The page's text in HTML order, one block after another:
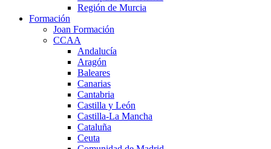
Región de Murcia
Formación
Joan Formación
CCAA
Andalucía
Aragón
Baleares
Canarias
Cantabria
Castilla y León
Castilla-La Mancha
Cataluña
Ceuta